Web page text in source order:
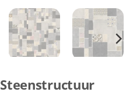
Steenstructuur